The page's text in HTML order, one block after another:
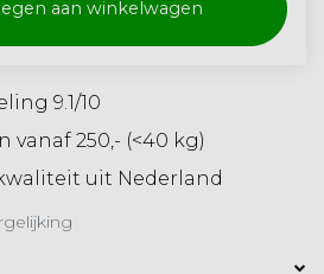
aan winkelwagen
9.1/10
vanaf 250,- (<40 kg)
uit Nederland